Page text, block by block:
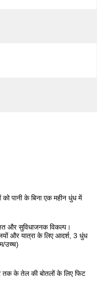
पानी के बिना एक महीन धुंध में
और सुविधाजनक विकल्प।
और यात्रा के लिए आदर्श, 3 धुंध
उच्च)
तक के तेल की बोतलों के लिए फिट